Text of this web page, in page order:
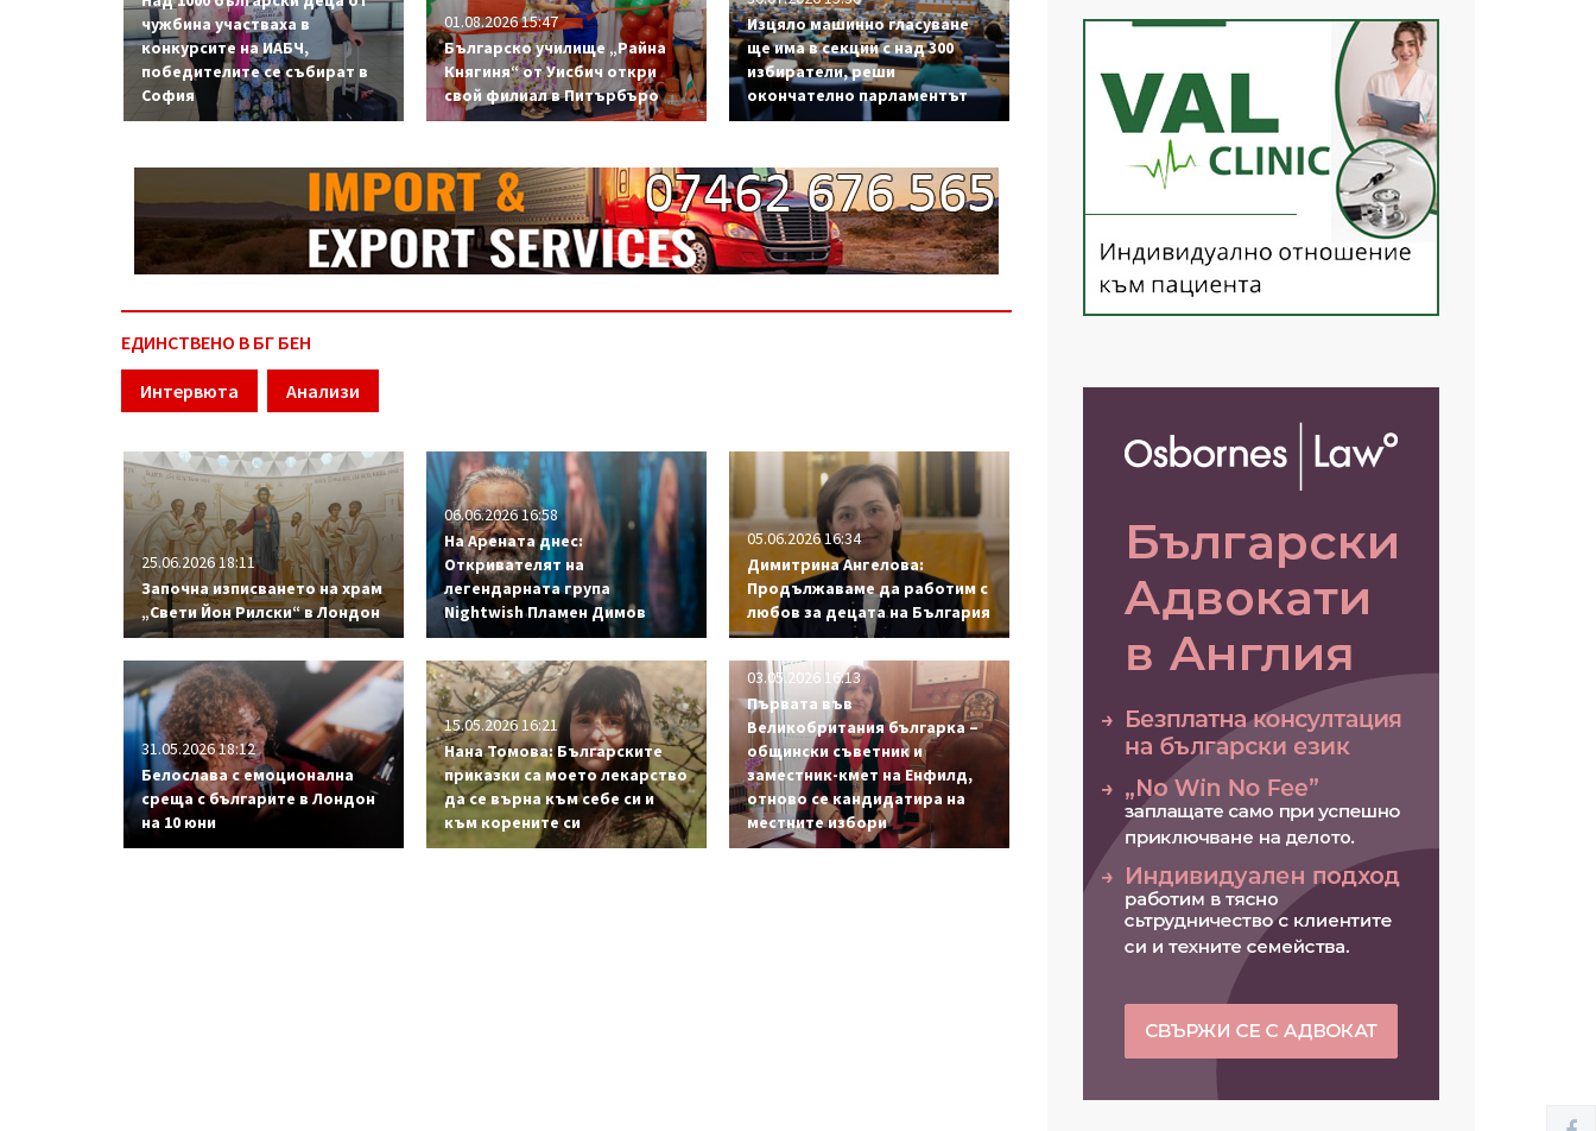
чужбина участваха в
конкурсите на ИАБЧ,
победителите се събират в
София
01.08.2026 15:47
Българско училище „Райна
Княгиня“ от Уисбич откри
свой филиал в Питърбъро
Изцяло машинно гласуване
ще има в секции с над 300
избиратели, реши
окончателно парламентът
ЕДИНСТВЕНО В БГ БЕН
Интервюта Анализи
25.06.2026 18:11
Започна изписването на храм
„Свети Йон Рилски“ в Лондон
06.06.2026 16:58
На Арената днес:
Откривателят на
легендарната група
Nightwish Пламен Димов
05.06.2026 16:34
Димитрина Ангелова:
Продължаваме да работим с
любов за децата на България
31.05.2026 18:12
Белослава с емоционална
среща с българите в Лондон
на 10 юни
15.05.2026 16:21
Нана Томова: Българските
приказки са моето лекарство
да се върна към себе си и
към корените си
03.05.2026 16:13
Първата във
Великобритания българка –
общински съветник и
заместник-кмет на Енфилд,
отново се кандидатира на
местните избори